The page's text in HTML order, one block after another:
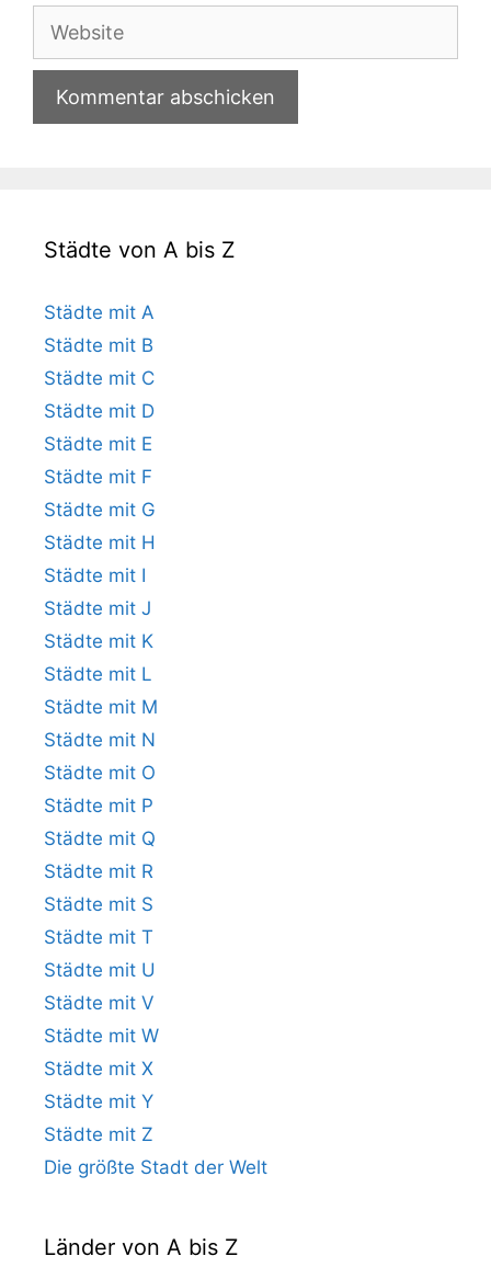
Adresse
Website
Städte von A bis Z
Städte mit A
Städte mit B
Städte mit C
Städte mit D
Städte mit E
Städte mit F
Städte mit G
Städte mit H
Städte mit I
Städte mit J
Städte mit K
Städte mit L
Städte mit M
Städte mit N
Städte mit O
Städte mit P
Städte mit Q
Städte mit R
Städte mit S
Städte mit T
Städte mit U
Städte mit V
Städte mit W
Städte mit X
Städte mit Y
Städte mit Z
Die größte Stadt der Welt
Länder von A bis Z